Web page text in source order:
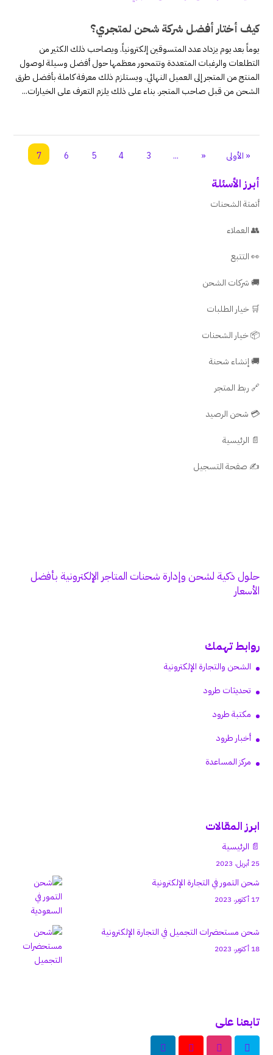
كيف أختار أفضل شركة شحن لمتجري؟
يوماً بعد يوم يزداد عدد المتسوقين إلكترونياً. ويصاحب ذلك الكثير من
التطلعات والرغبات المتعددة وتتمحور معظمها حول أفضل وسيلة لوصول
المنتج من المتجر إلى العميل النهائي. ويستلزم ذلك معرفة كاملة بأفضل طرق
الشحن من قبل صاحب المتجر. بناء على ذلك يلزم التعرف على الخيارات...
« الأولى «
...
3
4
5
6
7
أبرز الأسئلة
أتمتة الشحنات
👥 العملاء
👀 التتبع
🚚 شركات الشحن
🛒 خيار الطلبات
📦 خيار الشحنات
🚚 إنشاء شحنة
🔗 ربط المتجر
💳 شحن الرصيد
📄 الرئيسية
✍️ صفحة التسجيل
حلول ذكية لشحن وإدارة شحنات المتاجر الإلكترونية بأفضل
الأسعار
روابط تهمك
الشحن والتجارة الإلكترونية
تحديثات طرود
مكتبة طرود
أخبار طرود
مركز المساعدة
ابرز المقالات
📄 الرئيسية
25 أبريل، 2023
شحن التمور في التجارة الإلكترونية
17 أكتوبر، 2023
شحن مستحضرات التجميل في التجارة الإلكترونية
18 أكتوبر، 2023
تابعنا على